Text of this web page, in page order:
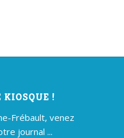
KIOSQUE !
Frébault, venez
journal ...